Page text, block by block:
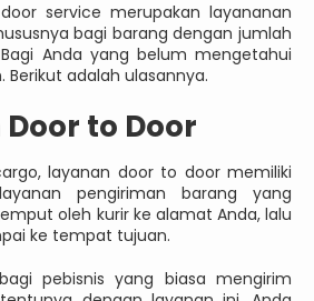
service merupakan layananan
bagi barang dengan jumlah
Anda yang belum mengetahui
adalah ulasannya.
to Door
layanan door to door memiliki
pengiriman barang yang
oleh kurir ke alamat Anda, lalu
ke tempat tujuan.
pebisnis yang biasa mengirim